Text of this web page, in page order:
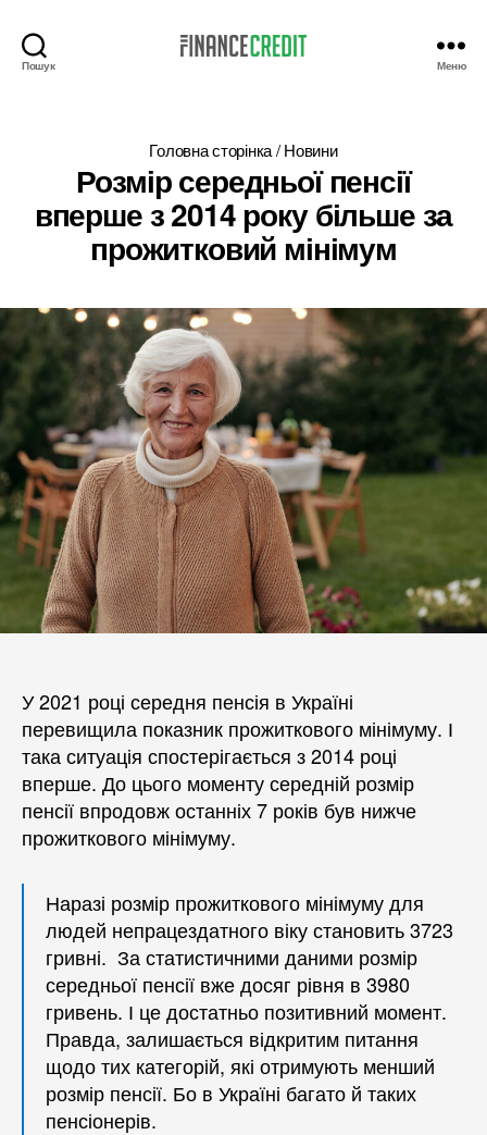
Пошук Меню
Головна сторінка/Новини
Розмір середньої пенсії
вперше з 2014 року більше за
прожитковий мінімум
У 2021 році середня пенсія в Україні
перевищила показник прожиткового мінімуму. І
така ситуація спостерігається з 2014 році
вперше. До цього моменту середній розмір
пенсії впродовж останніх 7 років був нижче
прожиткового мінімуму.
Наразі розмір прожиткового мінімуму для
людей непрацездатного віку становить 3723
гривні. За статистичними даними розмір
середньої пенсії вже досяг рівня в 3980
гривень. І це достатньо позитивний момент.
Правда, залишається відкритим питання
щодо тих категорій, які отримують менший
розмір пенсії. Бо в Україні багато й таких
пенсіонерів.